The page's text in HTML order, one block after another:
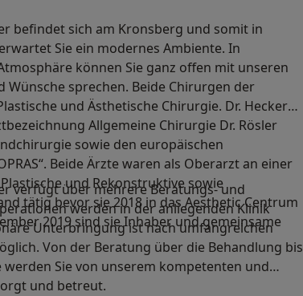
befindet sich am Kronsberg und somit in
Sie ein modernes Ambiente. In
können Sie ganz offen mit unseren
Wünsche sprechen. Beide Chirurgen der
und Ästhetische Chirurgie. Dr. Hecker
Allgemeine Chirurgie Dr. Rösler
sowie den europäischen
Beide Ärzte waren als Oberarzt an einer
und Rekonstruktive sowie
tätig bevor sie 2018 in das Aesthetic Centrum
2019 sind sie Inhaber und gemeinsame
verfügt über mehrere Beratungs- und
werden in der anliegenden Klinik
Unterbringung ist nach umfangreichen
Von der Beratung über die Behandlung bis
Sie von unserem kompetenten und
und betreut.